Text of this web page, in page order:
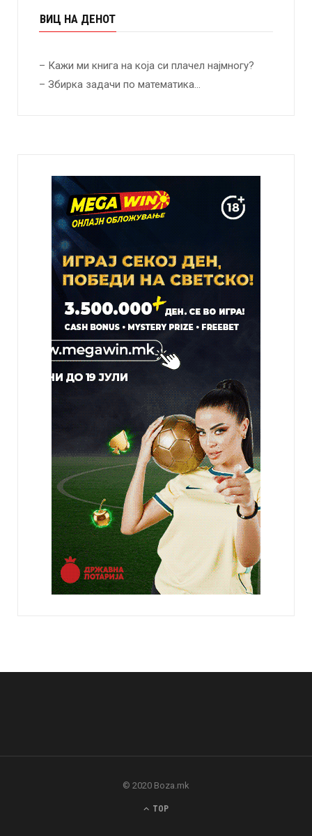
ВИЦ НА ДЕНОТ
– Кажи ми книга на која си плачел најмногу?
– Збирка задачи по математика…
© 2020 Boza.mk
TOP